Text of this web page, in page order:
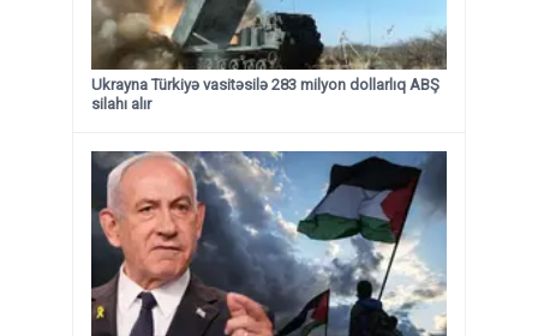
Ukrayna Türkiyə vasitəsilə 283 milyon dollarlıq ABŞ
silahı alır